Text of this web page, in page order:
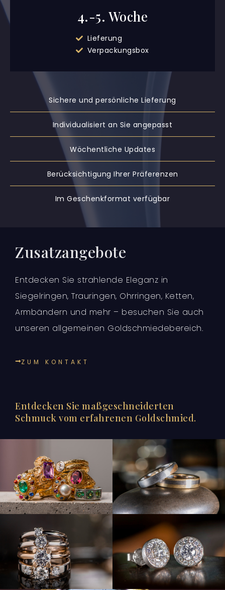
4.-5. Woche​
Lieferung
Verpackungsbox
Sichere und persönliche Lieferung
Individualisiert an Sie angepasst
Wöchentliche Updates
Berücksichtigung Ihrer Präferenzen
Im Geschenkformat verfügbar
Zusatzangebote
Entdecken Sie strahlende Eleganz in
Siegelringen, Trauringen, Ohrringen, Ketten,
Armbändern und mehr – besuchen Sie auch
unseren allgemeinen Goldschmiedebereich.
ZUM KONTAKT
Entdecken Sie maßgeschneiderten
Schmuck vom erfahrenen Goldschmied.